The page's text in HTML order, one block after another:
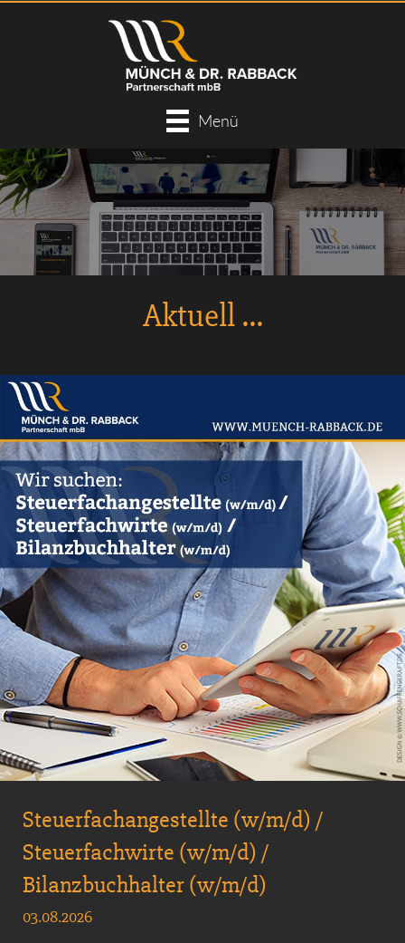
Menü
Aktuell ...
Steuerfachangestellte (w/m/d) /
Steuerfachwirte (w/m/d) /
Bilanzbuchhalter (w/m/d)
03.08.2026